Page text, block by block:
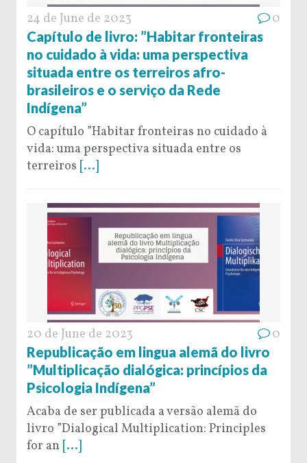
24 de June de 2023 0
Capítulo de livro: ”Habitar fronteiras
no cuidado à vida: uma perspectiva
situada entre os terreiros afro-
brasileiros e o serviço da Rede
Indígena”
O capítulo ”Habitar fronteiras no cuidado à
vida: uma perspectiva situada entre os
terreiros [...]
20 de June de 2023 0
Republicação em lingua alemã do livro
”Multiplicação dialógica: princípios da
Psicologia Indígena”
Acaba de ser publicada a versão alemã do
livro ”Dialogical Multiplication: Principles
for an [...]